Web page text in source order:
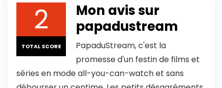
2
TOTAL SCORE
Mon avis sur
papadustream
PapaduStream, c'est la
promesse d'un festin de films et
séries en mode all-you-can-watch et sans